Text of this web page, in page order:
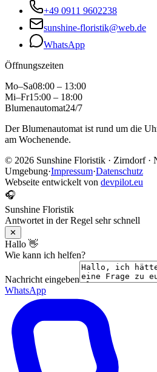
+49 0911 9602238
sunshine-floristik@web.de
WhatsApp
Öffnungszeiten
Mo–Sa08:00 – 13:00
Mi–Fr15:00 – 18:00
Blumenautomat24/7
Der Blumenautomat ist rund um die
am Wochenende.
© 2026 Sunshine Floristik · Zirndorf ·
Umgebung·Impressum·Datenschutz
Webseite entwickelt von devpilot.eu
🎧
Sunshine Floristik
Antwortet in der Regel sehr schnell
✕
Hallo 👋
Wie kann ich helfen?
Nachricht eingeben
WhatsApp